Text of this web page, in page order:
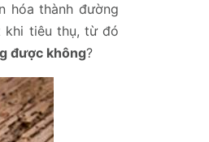
hóa thành đường
tiêu thụ, từ đó
được không?